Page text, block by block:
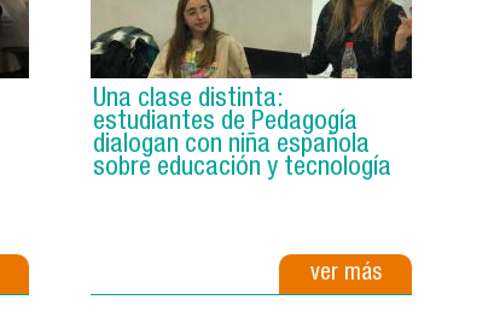
Una clase distinta:
estudiantes de Pedagogía
dialogan con niña española
sobre educación y tecnología
ver más